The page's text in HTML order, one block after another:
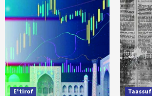
E'tirof Taassuf